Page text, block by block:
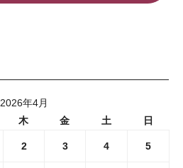
2026年4月
木 金 土 日
2 3 4 5